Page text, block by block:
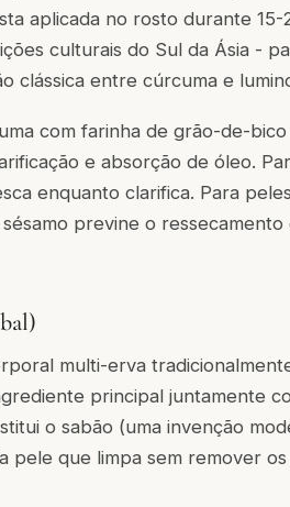
aplicada no rosto durante 15-
culturais do Sul da Ásia -
clássica entre cúrcuma e
com farinha de grão-de-
e absorção de óleo.
enquanto clarifica. Para
previne o
multi-erva
principal juntamente
o sabão (uma invenção
pele que limpa sem remover